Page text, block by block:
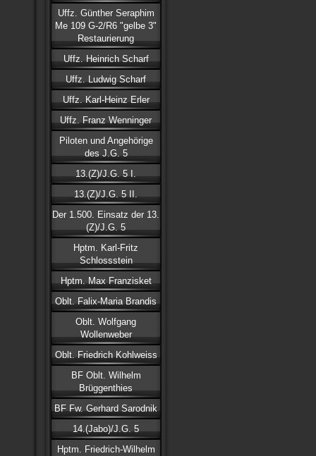
Uffz. Günther Seraphim
Me 109 G-2/R6 "gelbe 3"
Restaurierung
Uffz. Heinrich Scharf
Uffz. Ludwig Scharf
Uffz. Karl-Heinz Erler
Uffz. Franz Wenninger
Piloten und Angehörige
des J.G. 5
13.(Z)/J.G. 5 I.
13.(Z)/J.G. 5 II.
Der 1.500. Einsatz der 13.
(Z)/J.G. 5
Hptm. Karl-Fritz
Schlossstein
Hptm. Max Franzisket
Oblt. Falix-Maria Brandis
Oblt. Wolfgang
Wollenweber
Oblt. Friedrich Kohlweiss
BF Oblt. Wilhelm
Brüggenthies
BF Fw. Gerhard Sarodnik
14.(Jabo)/J.G. 5
Hptm. Friedrich-Wilhelm